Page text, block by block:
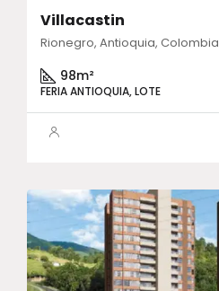
Villacastin
Rionegro, Antioquia, Colombia
98m²
FERIA ANTIOQUIA, LOTE